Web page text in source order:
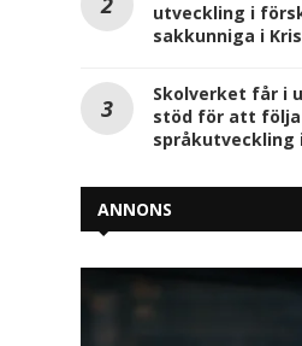
utveckling i
sakkunniga i
Skolverket får i
stöd för att följa
språkutveckling
ANNONS